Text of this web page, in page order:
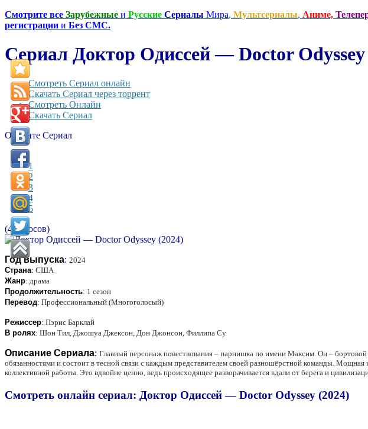
Смотрите все Зарубежные и Русские Сериалы Мира, Мультсериалы, Аниме,
регистрации и Без СМС.
Сериал Доктор Одиссей — Doctor Odyssey
Смотреть Сериал онлайн
Скачать Сериал через торрент
Смотреть Онлайн
Скачать Сериал
Оцените Сериал
1
2
3
4
5
(4 голосов)
Год выпуска: 2024
Страна: США
Жанр: драма
Продолжительность: 1 сезон
Перевод: Профессиональный (Многоголосый)
Режиссер: Пэрис Барклай
В ролях: Шон Тил, Джошуа Джексон, Дон Джонсон, Филлипа Су
Описание Сериала: Главный персонаж повествования – парнишка по имени Максим. Он –
обязанностями и состоит в тесной связи с каждым представителем своей разношёрстной команды.
коллективной работы. Это вдвойне ценно, ведь происходящее разворачивается вдали от берега и
Смотреть онлайн сериал: Доктор Одиссей — Doctor Odyssey (2024)